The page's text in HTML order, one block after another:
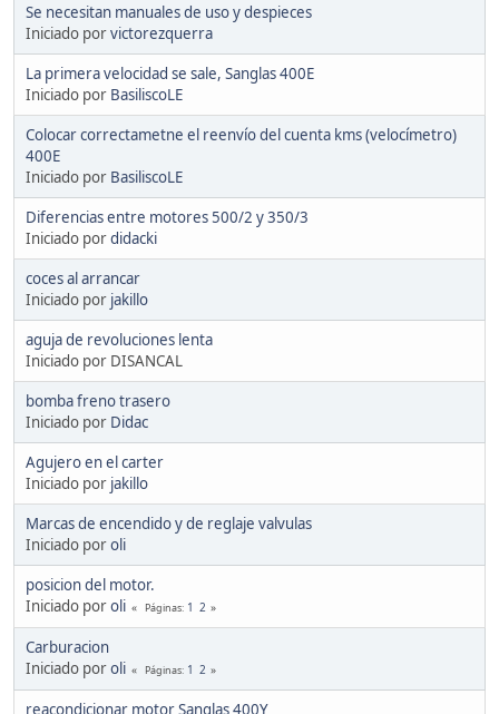
Se necesitan manuales de uso y despieces
Iniciado porvictorezquerra
La primera velocidad se sale, Sanglas 400E
Iniciado por BasiliscoLE
Colocar correctametne el reenvío del cuenta kms (velocímetro)
400E
Iniciado por BasiliscoLE
Diferencias entre motores 500/2 y 350/3
Iniciado pordidacki
coces al arrancar
Iniciado por jakillo
aguja de revoluciones lenta
Iniciado por DISANCAL
bomba freno trasero
Iniciado por Didac
Agujero en el carter
Iniciado por jakillo
Marcas de encendido y de reglaje valvulas
Iniciado poroli
posicion del motor.
Iniciado poroli Páginas 1 2
Carburacion
Iniciado poroli Páginas 1 2
reacondicionar motor Sanglas 400Y